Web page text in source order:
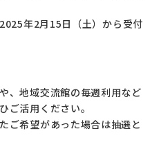
年2月15日（土）から受付
、地域交流館の毎週利用など
ご活用ください。
ご希望があった場合は抽選と